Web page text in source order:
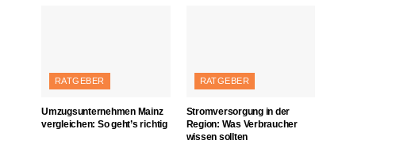
RATGEBER
Umzugsunternehmen Mainz
vergleichen: So geht’s richtig
RATGEBER
Stromversorgung in der
Region: Was Verbraucher
wissen sollten